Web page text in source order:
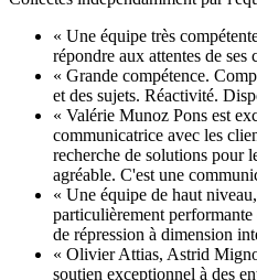
« Une équipe très
répondre aux attentes de ses
« Grande compétence.
et des sujets. Réactivité.
« Valérie Munoz Pons est
communicatrice avec les
recherche de solutions pour
agréable. C'est une
« Une équipe de haut
particulièrement performante
de répression à dimension
« Olivier Attias, Astrid
soutien exceptionnel à des